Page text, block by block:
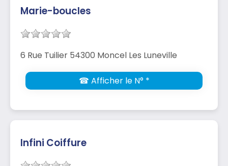
Marie-boucles
6 Rue Tuilier 54300 Moncel Les Luneville
☎ Afficher le N° *
Infini Coiffure